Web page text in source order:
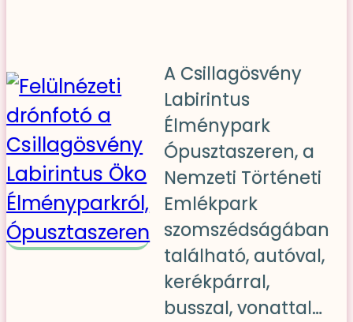
A Csillagösvény
Labirintus
Élménypark
Ópusztaszeren, a
Nemzeti Történeti
Emlékpark
szomszédságában
található, autóval,
kerékpárral,
busszal, vonattal…